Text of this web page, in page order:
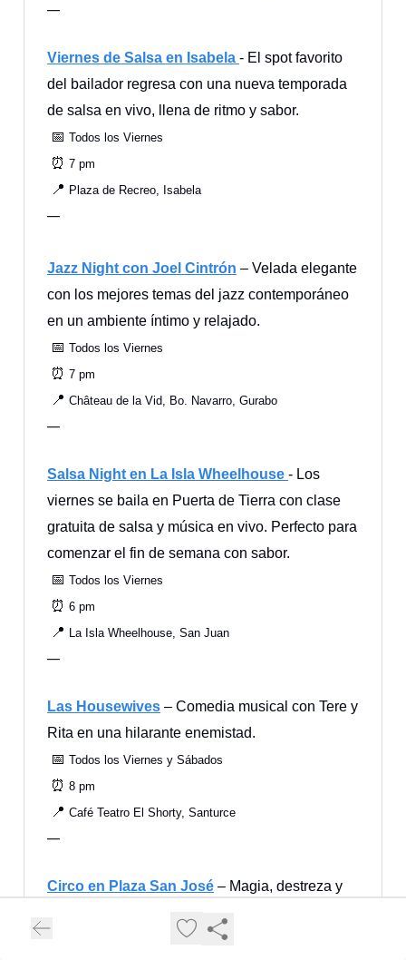
—
Viernes de Salsa en Isabela - El spot favorito
del bailador regresa con una nueva temporada
de salsa en vivo, llena de ritmo y sabor.
📅 Todos los Viernes
⏰ 7 pm
📍 Plaza de Recreo, Isabela
—
Jazz Night con Joel Cintrón – Velada elegante
con los mejores temas del jazz contemporáneo
en un ambiente íntimo y relajado.
📅 Todos los Viernes
⏰ 7 pm
📍 Château de la Vid, Bo. Navarro, Gurabo
—
Salsa Night en La Isla Wheelhouse - Los
viernes se baila en Puerta de Tierra con clase
gratuita de salsa y música en vivo. Perfecto para
comenzar el fin de semana con sabor.
📅 Todos los Viernes
⏰ 6 pm
📍 La Isla Wheelhouse, San Juan
—
Las Housewives – Comedia musical con Tere y
Rita en una hilarante enemistad.
📅 Todos los Viernes y Sábados
⏰ 8 pm
📍 Café Teatro El Shorty, Santurce
—
Circo en Plaza San José – Magia, destreza y
Todos los Viernes, Sábado y Domingo de febrero de